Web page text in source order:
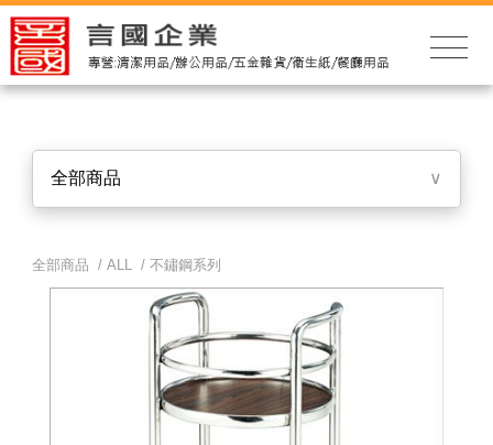
全部商品 ∨
全部商品 /ALL /不鏽鋼系列